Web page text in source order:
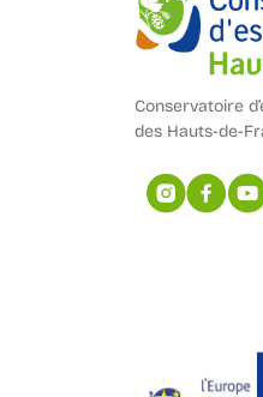
Conservatoire
des Hauts-de-